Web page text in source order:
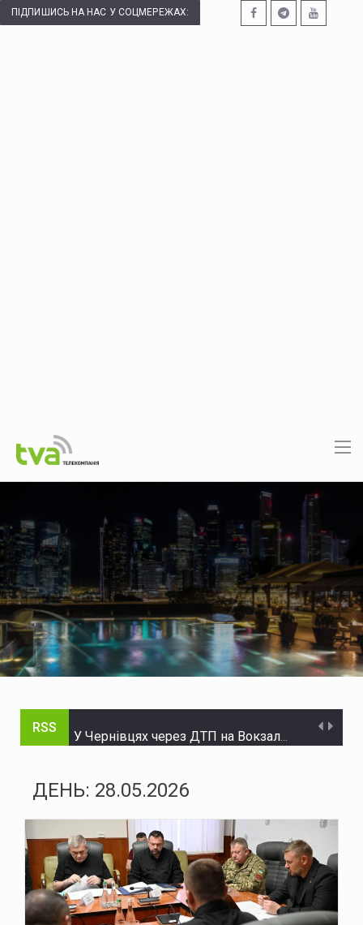
ПІДПИШИСЬ НА НАС У СОЦМЕРЕЖАХ:
RSS
Міноборони запускає реформу харчування ЗСУ
Сенат США схвалив законопроєкт Ліндсі Грема щодо посилення санкцій проти росії та Ірану
ДЕНЬ: 28.05.2026